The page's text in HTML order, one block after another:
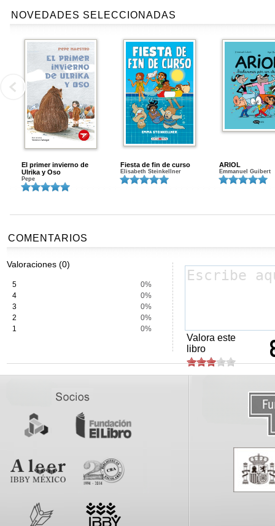
NOVEDADES SELECCIONADAS
El primer invierno de
Ulrika y Oso
Pepe
Fiesta de fin de curso
Elisabeth Steinkellner
ARIOL
Emmanuel Guibert
COMENTARIOS
Valoraciones (0)
5
0%
4
0%
3
0%
2
0%
1
0%
Valora este
libro